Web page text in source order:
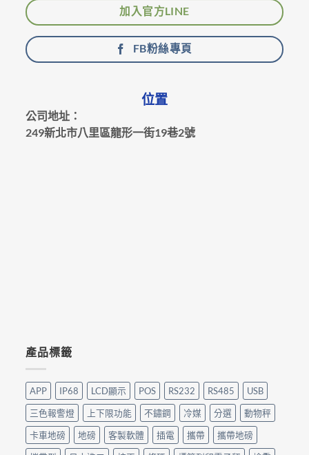
加入官方LINE
FB粉絲專頁
位置
公司地址：
249新北市八里區龍形一街19巷2號
產品標籤
APP IP68 LCD顯示 POS RS232 RS485
USB
三色報警燈
上下限功能 不鏽鋼 冷媒 分選
動物秤
卡車地磅
地磅 客製軟體 插電 攜帶
攜帶地磅